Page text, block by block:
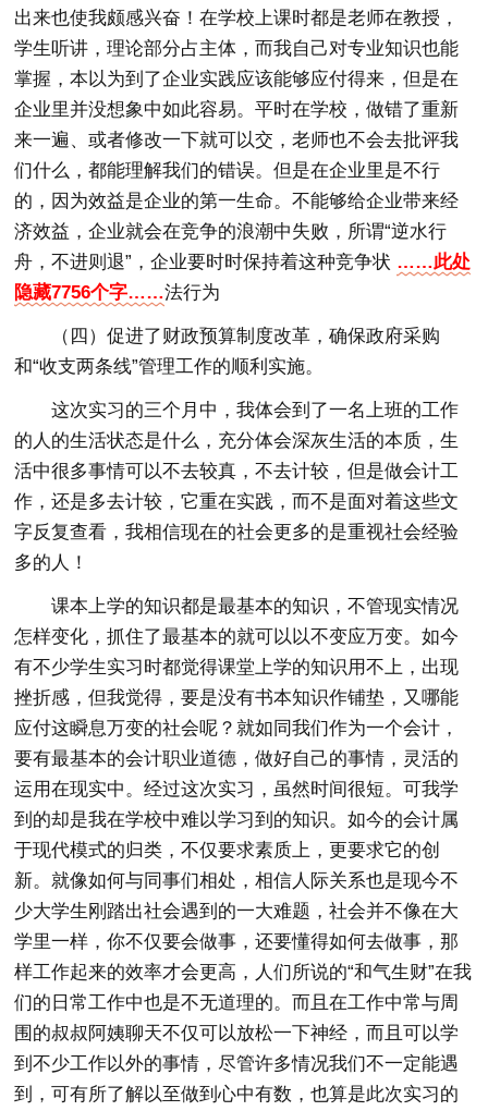
出来也使我颇感兴奋！在学校上课时都是老师在教授，
学生听讲，理论部分占主体，而我自己对专业知识也能
掌握，本以为到了企业实践应该能够应付得来，但是在
企业里并没想象中如此容易。平时在学校，做错了重新
来一遍、或者修改一下就可以交，老师也不会去批评我
们什么，都能理解我们的错误。但是在企业里是不行
的，因为效益是企业的第一生命。不能够给企业带来经
济效益，企业就会在竞争的浪潮中失败，所谓“逆水行
舟，不进则退”，企业要时时保持着这种竞争状 ……此处
隐藏7756个字……法行为
（四）促进了财政预算制度改革，确保政府采购
和“收支两条线”管理工作的顺利实施。
这次实习的三个月中，我体会到了一名上班的工作
的人的生活状态是什么，充分体会深灰生活的本质，生
活中很多事情可以不去较真，不去计较，但是做会计工
作，还是多去计较，它重在实践，而不是面对着这些文
字反复查看，我相信现在的社会更多的是重视社会经验
多的人！
课本上学的知识都是最基本的知识，不管现实情况
怎样变化，抓住了最基本的就可以以不变应万变。如今
有不少学生实习时都觉得课堂上学的知识用不上，出现
挫折感，但我觉得，要是没有书本知识作铺垫，又哪能
应付这瞬息万变的社会呢？就如同我们作为一个会计，
要有最基本的会计职业道德，做好自己的事情，灵活的
运用在现实中。经过这次实习，虽然时间很短。可我学
到的却是我在学校中难以学习到的知识。如今的会计属
于现代模式的归类，不仅要求素质上，更要求它的创
新。就像如何与同事们相处，相信人际关系也是现今不
少大学生刚踏出社会遇到的一大难题，社会并不像在大
学里一样，你不仅要会做事，还要懂得如何去做事，那
样工作起来的效率才会更高，人们所说的“和气生财”在我
们的日常工作中也是不无道理的。而且在工作中常与周
围的叔叔阿姨聊天不仅可以放松一下神经，而且可以学
到不少工作以外的事情，尽管许多情况我们不一定能遇
到，可有所了解以至做到心中有数，也算是此次实习的